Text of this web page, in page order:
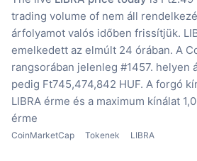
trading volume of nem áll
árfolyamot valós időben frissítjük.
emelkedett az elmúlt 24 órában. A
rangsorában jelenleg #1457. helyen
pedig Ft745,474,842 HUF. A forgó
LIBRA érme és a maximum kínálat
érme
CoinMarketCap Tokenek LIBRA